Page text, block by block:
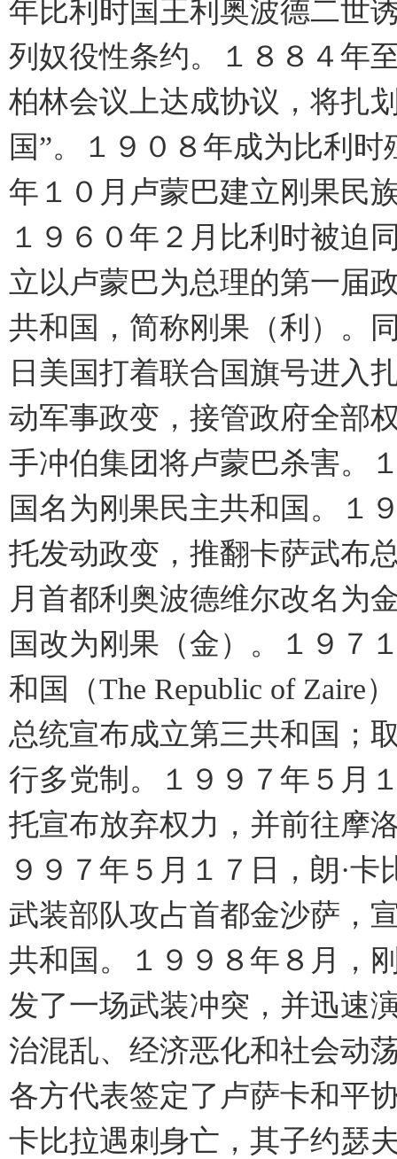
年比利时国王利奥波德二世
列奴役性条约。１８８４年
柏林会议上达成协议，将扎
国”。１９０８年成为比利
年１０月卢蒙巴建立刚果民
１９６０年２月比利时被迫
立以卢蒙巴为总理的第一届
共和国，简称刚果（利）。
日美国打着联合国旗号进入
动军事政变，接管政府全部
手冲伯集团将卢蒙巴杀害。
国名为刚果民主共和国。１
托发动政变，推翻卡萨武布
月首都利奥波德维尔改名为
国改为刚果（金）。１９７
和国（The Republic of Zaire
总统宣布成立第三共和国；
行多党制。１９９７年５月
托宣布放弃权力，并前往摩
９９７年５月１７日，朗·
武装部队攻占首都金沙萨，
共和国。１９９８年８月，
发了一场武装冲突，并迅速
治混乱、经济恶化和社会动
各方代表签定了卢萨卡和平
卡比拉遇刺身亡，其子约瑟